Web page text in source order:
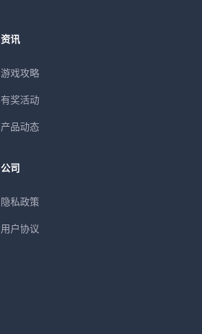
资讯
游戏攻略
有奖活动
产品动态
公司
隐私政策
用户协议